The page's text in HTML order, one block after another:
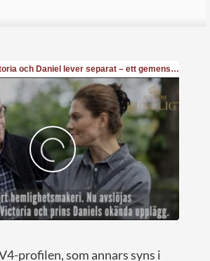
profilen, som annars syns i